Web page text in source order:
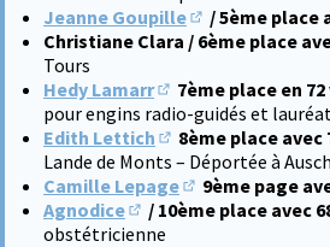
Jeanne Goupille
(S'ouvre dans
/ 5ème place
Christiane Clara / 6ème place
Tours
Hedy Lamarr
(S'ouvre dans un
7ème place en
pour engins radio-guidés et
Edith Lettich
(S'ouvre dans un
8ème place avec
Lande de Monts – Déportée à
Camille Lepage
(S'ouvre dans un
9ème page
Agnodice
(S'ouvre dans un nouvel
/ 10ème place avec
obstétricienne